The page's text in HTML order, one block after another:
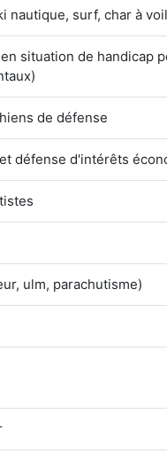
nautique, surf, char à
situation de handicap
de défense
défense d'intérêts
ulm, parachutisme)